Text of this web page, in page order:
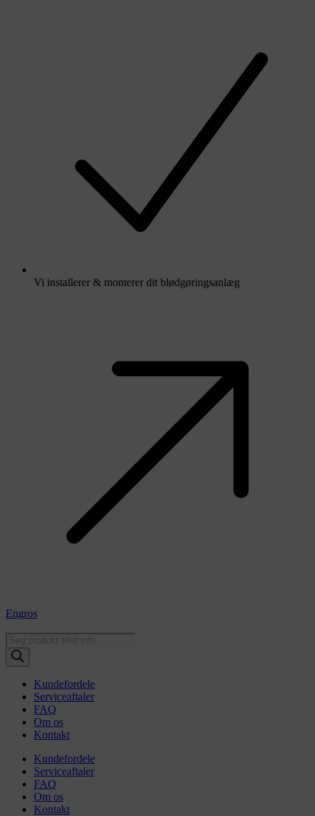
Vi installerer & monterer dit blødgøringsanlæg
Engros
Products
search
Kundefordele
Serviceaftaler
FAQ
Om os
Kontakt
Kundefordele
Serviceaftaler
FAQ
Om os
Kontakt